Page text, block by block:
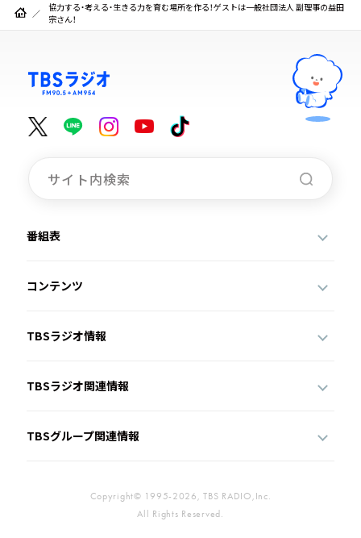
協力する・考える・生きる力を育む場所を作る！ゲストは一般社団法人 副理事の益田
宗さん！
番組表
コンテンツ
TBSラジオ情報
TBSラジオ関連情報
TBSグループ関連情報
Copyright© 1995-2026, TBS RADIO,Inc.
All Rights Reserved.